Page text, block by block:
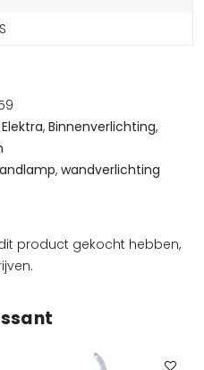
, Binnenverlichting,
, wandverlichting
product gekocht hebben,